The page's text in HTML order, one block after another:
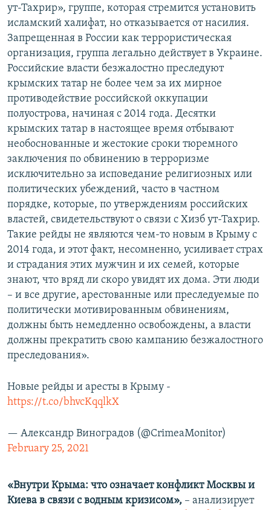
ут-Тахрир», группе, которая стремится установить
исламский халифат, но отказывается от насилия.
Запрещенная в России как террористическая
организация, группа легально действует в Украине.
Российские власти безжалостно преследуют
крымских татар не более чем за их мирное
противодействие российской оккупации
полуострова, начиная с 2014 года. Десятки
крымских татар в настоящее время отбывают
необоснованные и жестокие сроки тюремного
заключения по обвинению в терроризме
исключительно за исповедание религиозных или
политических убеждений, часто в частном
порядке, которые, по утверждениям российских
властей, свидетельствуют о связи с Хизб ут-Тахрир.
Такие рейды не являются чем-то новым в Крыму с
2014 года, и этот факт, несомненно, усиливает страх
и страдания этих мужчин и их семей, которые
знают, что вряд ли скоро увидят их дома. Эти люди
– и все другие, арестованные или преследуемые по
политически мотивированным обвинениям,
должны быть немедленно освобождены, а власти
должны прекратить свою кампанию безжалостного
преследования».
Новые рейды и аресты в Крыму -
https://t.co/bhvcKqqlkX
— Александр Виноградов (@CrimeaMonitor)
February 25, 2021
«Внутри Крыма: что означает конфликт Москвы и
Киева в связи с водным кризисом», – анализирует